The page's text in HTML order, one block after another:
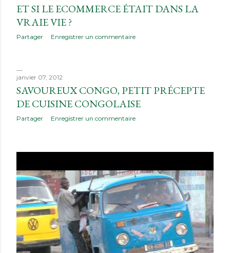
ET SI LE ECOMMERCE ÉTAIT DANS LA
VRAIE VIE ?
Partager Enregistrer un commentaire
janvier 07, 2012
SAVOUREUX CONGO, PETIT PRÉCEPTE
DE CUISINE CONGOLAISE
Partager Enregistrer un commentaire